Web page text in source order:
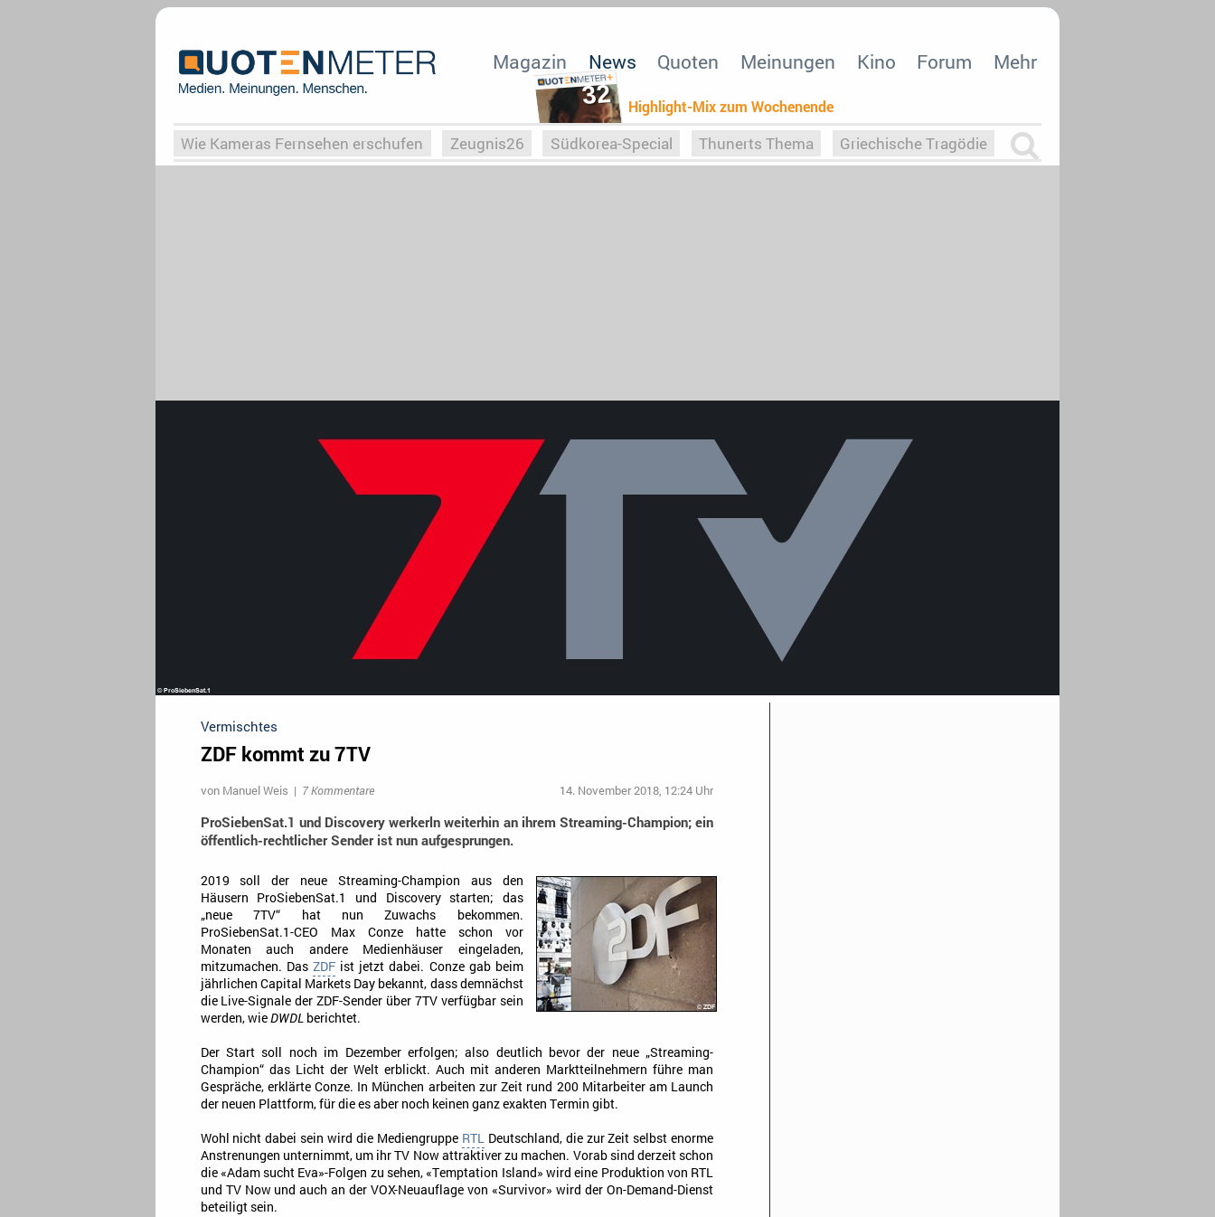
32 Highlight-Mix zum Wochenende
Magazin News Quoten Meinungen Kino Forum Mehr
Wie Kameras Fernsehen erschufen Zeugnis26 Südkorea-Special Thunerts Thema Griechische Tragödie
Vermischtes
ZDF kommt zu 7TV
von Manuel Weis | 7 Kommentare 14. November 2018, 12:24 Uhr
ProSiebenSat.1 und Discovery werkerln weiterhin an ihrem Streaming-Champion; ein
öffentlich-rechtlicher Sender ist nun aufgesprungen.
2019 soll der neue Streaming-Champion aus den
Häusern ProSiebenSat.1 und Discovery starten; das
„neue 7TV“ hat nun Zuwachs bekommen.
ProSiebenSat.1-CEO Max Conze hatte schon vor
Monaten auch andere Medienhäuser eingeladen,
mitzumachen. Das ZDFist jetzt dabei. Conze gab beim
jährlichen Capital Markets Day bekannt, dass demnächst
die Live-Signale der ZDF-Sender über 7TV verfügbar sein
werden, wieDWDLberichtet.
Der Start soll noch im Dezember erfolgen; also deutlich bevor der neue „Streaming-
Champion“ das Licht der Welt erblickt. Auch mit anderen Marktteilnehmern führe man
Gespräche, erklärte Conze. In München arbeiten zur Zeit rund 200 Mitarbeiter am Launch
der neuen Plattform, für die es aber noch keinen ganz exakten Termin gibt.
Wohl nicht dabei sein wird die Mediengruppe RTLDeutschland, die zur Zeit selbst enorme
Anstrenungen unternimmt, um ihr TV Now attraktiver zu machen. Vorab sind derzeit schon
die «Adam sucht Eva»-Folgen zu sehen, «Temptation Island» wird eine Produktion von RTL
und TV Now und auch an der VOX-Neuauflage von «Survivor» wird der On-Demand-Dienst
beteiligt sein.